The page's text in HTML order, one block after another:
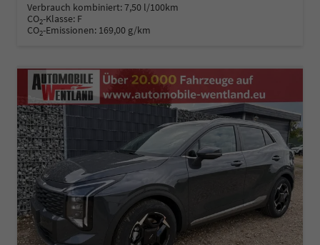
Verbrauch kombiniert:7,50 l/100km
CO2-Klasse: F
CO2-Emissionen: 169,00 g/km